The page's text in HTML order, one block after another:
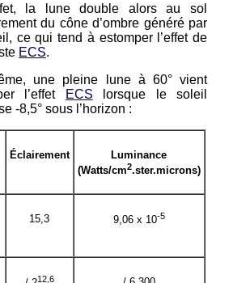
la lune double alors au sol
du cône d’ombre généré par
ce qui tend à estomper l’effet de
ECS.
une pleine lune à 60° vient
l’effet
ECS lorsque le soleil
-8,5° sous l’horizon :
Éclairement
Luminance
(Watts/cm2.ster.microns)
15,3 9,06 x 10-5
12,6